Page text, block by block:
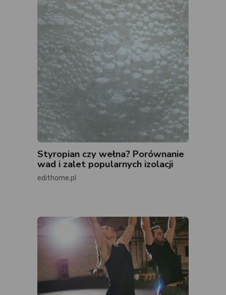
Styropian czy wełna? Porównanie
wad i zalet popularnych izolacji
edithome.pl